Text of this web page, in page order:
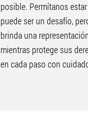
posible. Permítanos
puede ser un desafío,
brinda una
mientras protege sus
en cada paso con